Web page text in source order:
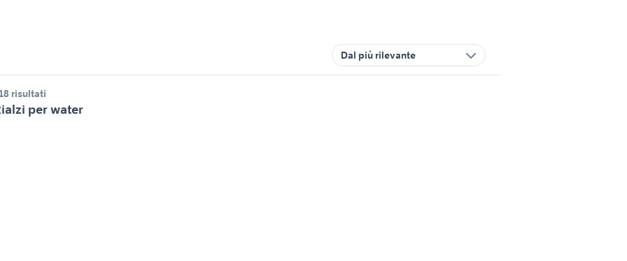
Dal più rilevante
risultati
per water